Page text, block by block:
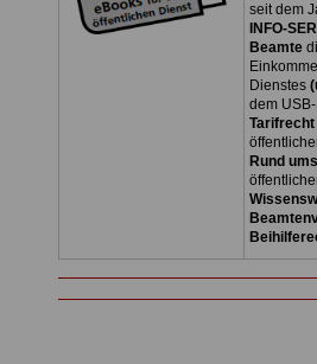
seit dem
INFO-
Beamte
Dienstes
dem
Tarifrecht
Rund